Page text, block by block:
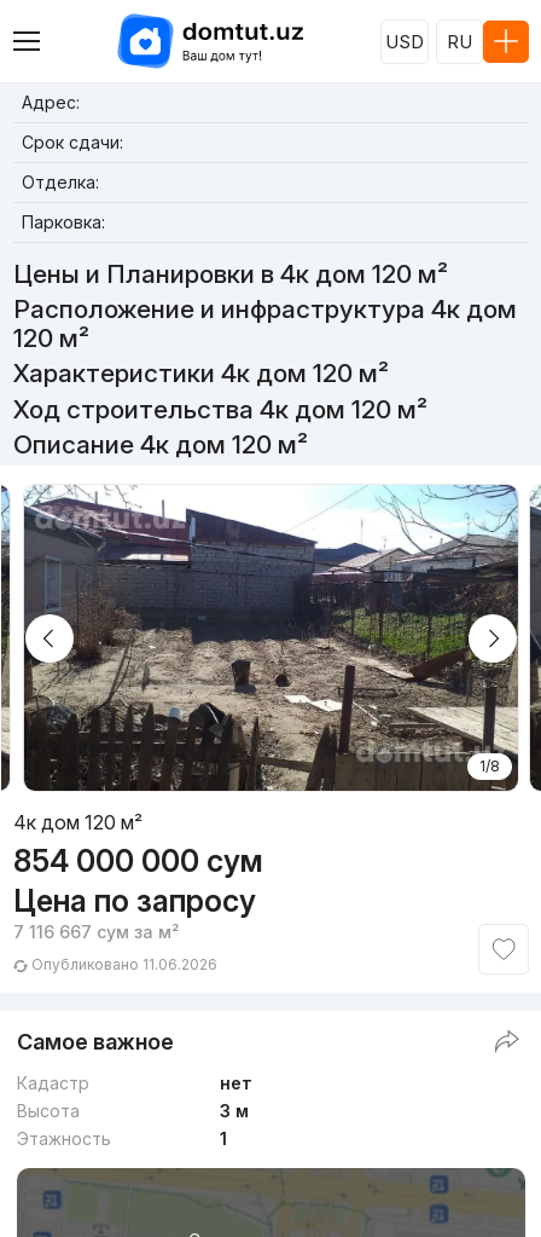
USD RU
Адрес:
Срок сдачи:
Отделка:
Парковка:
Цены и Планировки в 4к дом 120 м²
Расположение и инфраструктура 4к дом
120 м²
Характеристики 4к дом 120 м²
Ход строительства 4к дом 120 м²
Описание 4к дом 120 м²
1/8
4к дом 120 м²
854 000 000 сум
Цена по запросу
7 116 667 сум за м²
Опубликовано 11.06.2026
Самое важное
Кадастр
нет
Высота
3 м
Этажность
1